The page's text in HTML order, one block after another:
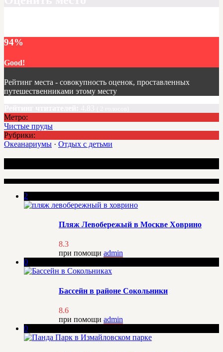
94%
Good!
Рейтинг места - совокупность оценок, проставленных
путешественниками этому месту
Метро:
Чистые пруды
Рубрики:
Океанариумы · Отдых с детьми
2
Пляж Левобережый в Москве Ховрино
8.3
при помощи admin
0
Бассейн в районе Сокольники
8.6
при помощи admin
0